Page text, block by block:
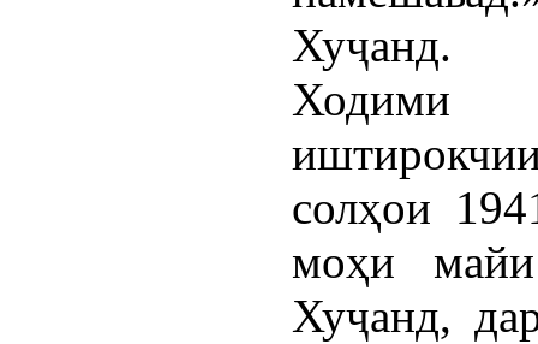
Хуҷанд.
Ходими
солҳои
моҳи
Хуҷанд,